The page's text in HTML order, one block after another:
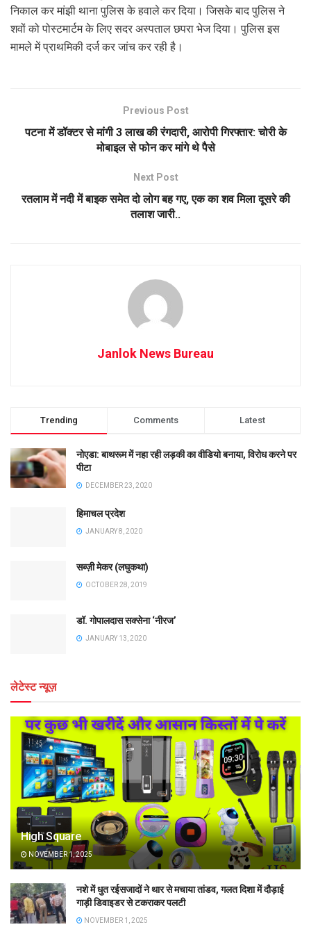
निकाल कर मांझी थाना पुलिस के हवाले कर दिया। जिसके बाद पुलिस ने
शवों को पोस्टमार्टम के लिए सदर अस्पताल छपरा भेज दिया। पुलिस इस
मामले में प्राथमिकी दर्ज कर जांच कर रही है।
Previous Post
पटना में डॉक्टर से मांगी 3 लाख की रंगदारी, आरोपी गिरफ्तार: चोरी के
मोबाइल से फोन कर मांगे थे पैसे
Next Post
रतलाम में नदी में बाइक समेत दो लोग बह गए, एक का शव मिला दूसरे की
तलाश जारी..
Janlok News Bureau
Trending Comments Latest
नोएडा: बाथरूम में नहा रही लड़की का वीडियो बनाया, विरोध करने पर
पीटा
DECEMBER 23, 2020
हिमाचल प्रदेश
JANUARY 8, 2020
सब्ज़ी मेकर (लघुकथा)
OCTOBER 28, 2019
डॉ. गोपालदास सक्सेना ‘नीरज’
JANUARY 13, 2020
लेटेस्ट न्यूज़
High Square
NOVEMBER 1, 2025
नशे में धुत रईसजादों ने थार से मचाया तांडव, गलत दिशा में दौड़ाई
गाड़ी डिवाइडर से टकराकर पलटी
NOVEMBER 1, 2025